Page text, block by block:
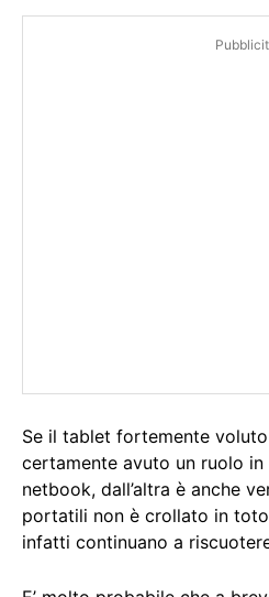
Se il tablet fortemente
certamente avuto un ruolo in
netbook, dall’altra è anche
portatili non è crollato in
infatti continuano a